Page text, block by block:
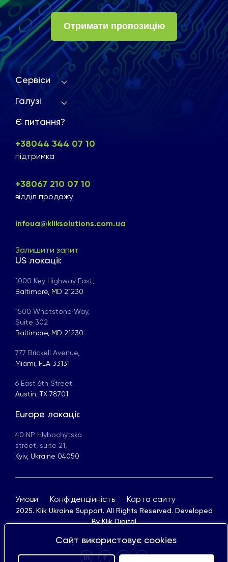
Сайт використовує cookies
Отримати пропозицію
Сервіси
Галузі
Є питання?
+38044 344 07 10
підтримка
+38067 210 07 10
відділ продажу
infoua@kliksolutions.com.ua
Залишити запит
US локації:
1000 Key Highway East,
Baltimore, MD 21230
1500 Whetstone Way,
Suite 302
Baltimore, MD 21230
777 Brickell Avenue,
Miami, FLA 33131
6 East 6th Street,
Austin, TX 78701
Europe локації:
40 NP Hlybochytska
street, suite 21,
Kyiv, Ukraine 04050
Умови Конфіденційність Карта сайту
2025. Klik Ukraine Support. All Rights Reserved. Developed
ByKlik Digital